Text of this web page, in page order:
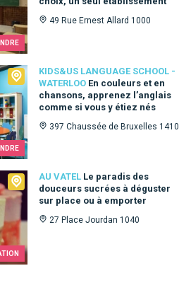
49 Rue Ernest Allard 1000
KIDS&US LANGUAGE SCHOOL -
WATERLOO En couleurs et en
chansons, apprenez l’anglais
comme si vous y étiez nés
397 Chaussée de Bruxelles 1410
- Waterloo
AU VATEL Le paradis des
douceurs sucrées à déguster
sur place ou à emporter
27 Place Jourdan 1040